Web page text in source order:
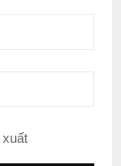
xuất